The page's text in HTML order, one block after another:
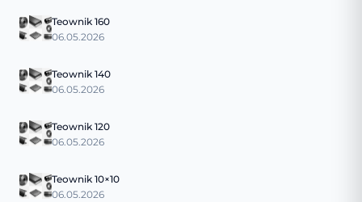
Teownik 160
06.05.2026
Teownik 140
06.05.2026
Teownik 120
06.05.2026
Teownik 10×10
06.05.2026